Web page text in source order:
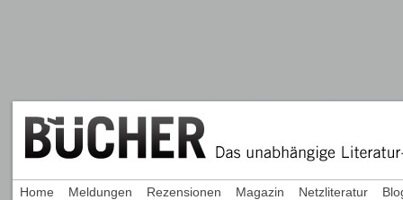
Home Meldungen Rezensionen Magazin Netzliteratur